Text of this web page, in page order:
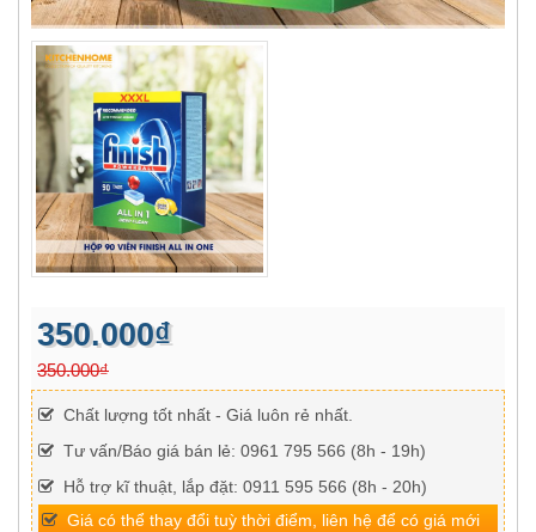
350.000₫
350.000₫
Chất lượng tốt nhất - Giá luôn rẻ nhất.
Tư vấn/Báo giá bán lẻ: 0961 795 566 (8h - 19h)
Hỗ trợ kĩ thuật, lắp đặt: 0911 595 566 (8h - 20h)
Giá có thể thay đổi tuỳ thời điểm, liên hệ để có giá mới